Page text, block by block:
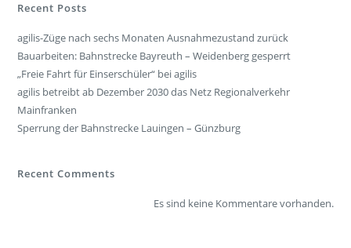
Recent Posts
agilis-Züge nach sechs Monaten Ausnahmezustand zurück
Bauarbeiten: Bahnstrecke Bayreuth – Weidenberg gesperrt
„Freie Fahrt für Einserschüler“ bei agilis
agilis betreibt ab Dezember 2030 das Netz Regionalverkehr
Mainfranken
Sperrung der Bahnstrecke Lauingen – Günzburg
Recent Comments
Es sind keine Kommentare vorhanden.